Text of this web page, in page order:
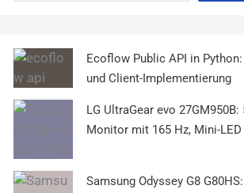
Ecoflow Public API in
und Client-Implementierung
LG UltraGear evo 27GM950B:
Monitor mit 165 Hz, Mini-
Samsung Odyssey G8